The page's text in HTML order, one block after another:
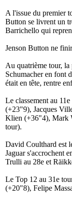
A l'issue du premier
Button se livrent un
Barrichello qui
Jenson Button ne
Au quatrième tour, la
Schumacher en font
était en tête, rentre
Le classement au
(+23"9), Jacques
Klien (+36"4), Mark
tour).
David Coulthard est
Jaguar s'accrochent
Trulli au 28e et
Le Top 12 au 31e
(+20"8), Felipe